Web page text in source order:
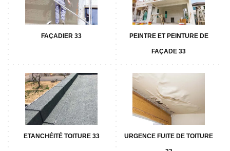
FAÇADIER 33 PEINTRE ET PEINTURE DE
FAÇADE 33
ETANCHÉITÉ TOITURE 33 URGENCE FUITE DE TOITURE